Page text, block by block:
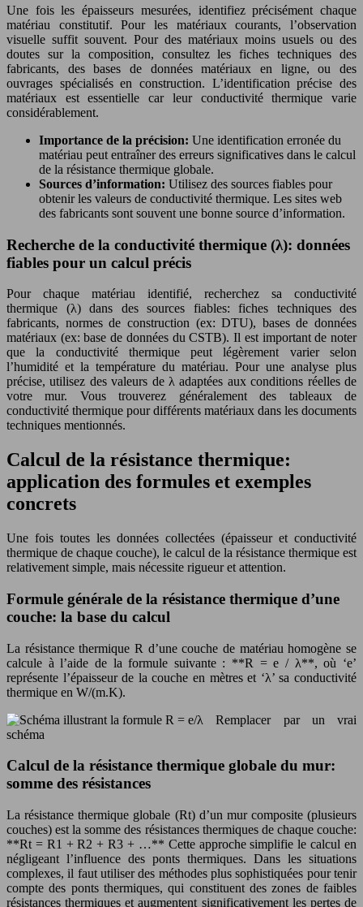
Une fois les épaisseurs mesurées, identifiez précisément chaque
matériau constitutif. Pour les matériaux courants, l’observation
visuelle suffit souvent. Pour des matériaux moins usuels ou des
doutes sur la composition, consultez les fiches techniques des
fabricants, des bases de données matériaux en ligne, ou des
ouvrages spécialisés en construction. L’identification précise des
matériaux est essentielle car leur conductivité thermique varie
considérablement.
Importance de la précision: Une identification erronée du
matériau peut entraîner des erreurs significatives dans le calcul
de la résistance thermique globale.
Sources d’information: Utilisez des sources fiables pour
obtenir les valeurs de conductivité thermique. Les sites web
des fabricants sont souvent une bonne source d’information.
Recherche de la conductivité thermique (λ): données
fiables pour un calcul précis
Pour chaque matériau identifié, recherchez sa conductivité
thermique (λ) dans des sources fiables: fiches techniques des
fabricants, normes de construction (ex: DTU), bases de données
matériaux (ex: base de données du CSTB). Il est important de noter
que la conductivité thermique peut légèrement varier selon
l’humidité et la température du matériau. Pour une analyse plus
précise, utilisez des valeurs de λ adaptées aux conditions réelles de
votre mur. Vous trouverez généralement des tableaux de
conductivité thermique pour différents matériaux dans les documents
techniques mentionnés.
Calcul de la résistance thermique:
application des formules et exemples
concrets
Une fois toutes les données collectées (épaisseur et conductivité
thermique de chaque couche), le calcul de la résistance thermique est
relativement simple, mais nécessite rigueur et attention.
Formule générale de la résistance thermique d’une
couche: la base du calcul
La résistance thermique R d’une couche de matériau homogène se
calcule à l’aide de la formule suivante : **R = e / λ**, où ‘e’
représente l’épaisseur de la couche en mètres et ‘λ’ sa conductivité
thermique en W/(m.K).
Remplacer par un vrai
schéma
Calcul de la résistance thermique globale du mur:
somme des résistances
La résistance thermique globale (Rt) d’un mur composite (plusieurs
couches) est la somme des résistances thermiques de chaque couche:
**Rt = R1 + R2 + R3 + …** Cette approche simplifie le calcul en
négligeant l’influence des ponts thermiques. Dans les situations
complexes, il faut utiliser des méthodes plus sophistiquées pour tenir
compte des ponts thermiques, qui constituent des zones de faibles
résistances thermiques et augmentent significativement les pertes de